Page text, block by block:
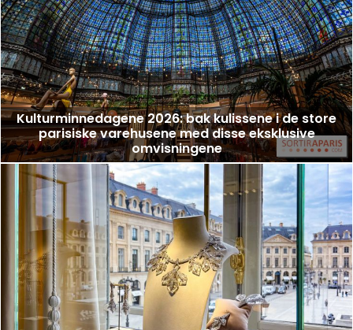
Kulturminnedagene 2026: bak kulissene i de store
parisiske varehusene med disse eksklusive
omvisningene